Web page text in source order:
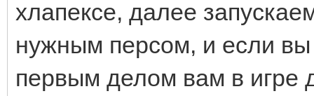
хлапексе, далее
нужным персом, и если
первым делом вам в игре